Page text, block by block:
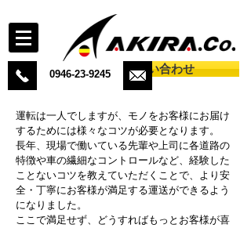
0946-23-9245 お問い合わせ
運転は一人でしますが、モノをお客様にお届け
するためには様々なコツが必要となります。
長年、 現場で働いている先輩や上司に各道路の
特徴や車の繊細なコントロールなど、経験した
ことないコツを教えていただくことで、より安
全・丁寧にお客様が満足する運送ができるよう
になりました。
ここで満足せず、どうすればもっとお客様が喜